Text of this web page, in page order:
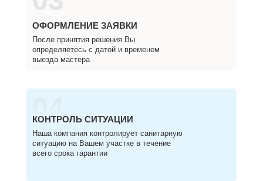
ОФОРМЛЕНИЕ ЗАЯВКИ
После принятия решения Вы
определяетесь с датой и временем
выезда мастера
04
КОНТРОЛЬ СИТУАЦИИ
Наша компания контролирует санитарную
ситуацию на Вашем участке в течение
всего срока гарантии